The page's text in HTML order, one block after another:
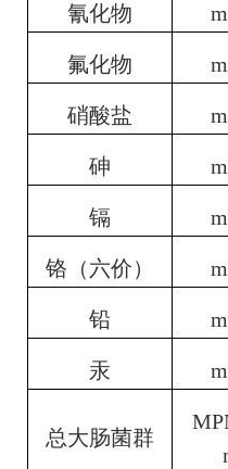
氰化物
氟化物
硝酸盐
砷
镉
铬（六价）
铅
汞
总大肠菌群